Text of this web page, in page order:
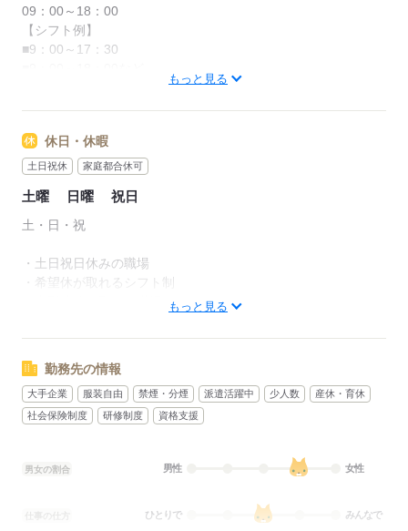
09：00～18：00
【シフト例】
■9：00～17：30
●残業：基本的になし
（0～5時間/月）
【こんな希望もOKです】
□扶養内で働きたい
□朝がニガテなので遅めの出社がいい
□土日は必ず休みたい など
できるだけ叶えられる職場をご紹介します。
応募する
もっと見る
休日・休暇
土日祝休 家庭都合休可
土曜 日曜 祝日
土・日・祝
・土日祝日休みの職場
・希望休が取れるシフト制
様々なお仕事先がございます。
応募する
もっと見る
勤務先の情報
大手企業 服装自由 禁煙・分煙 派遣活躍中 少人数
産休・育休
社会保険制度
研修制度 資格支援
男女の割合 男性 女性
ひとりで みんなで